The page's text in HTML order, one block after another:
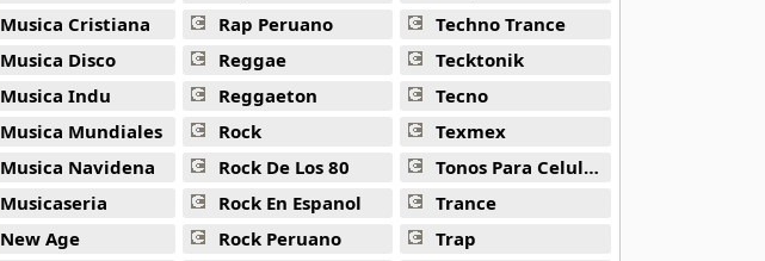
Musica Cristiana
Musica Disco
Musica Indu
Musica Mundiales
Musica Navidena
Musicaseria
New Age
Rap Peruano
Reggae
Reggaeton
Rock
Rock De Los 80
Rock En Espanol
Rock Peruano
Techno Trance
Tecktonik
Tecno
Texmex
Tonos Para Celulares
Trance
Trap